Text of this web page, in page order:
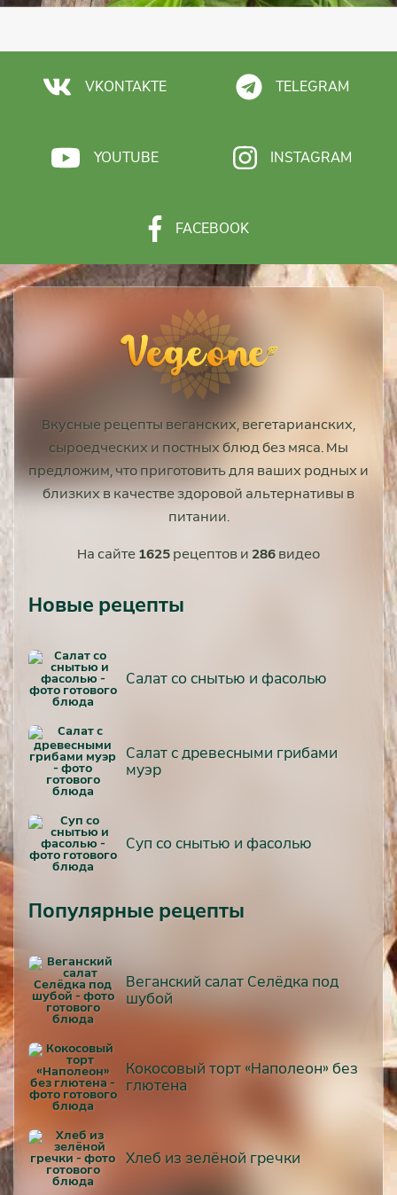
VKONTAKTE TELEGRAM
YOUTUBE INSTAGRAM
FACEBOOK
Вкусные рецепты веганских, вегетарианских,
сыроедческих и постных блюд без мяса. Мы
предложим, что приготовить для ваших родных и
близких в качестве здоровой альтернативы в
питании.
На сайте 1625 рецептов и 286 видео
Новые рецепты
Салат со снытью и фасолью
Салат с древесными грибами
муэр
Суп со снытью и фасолью
Популярные рецепты
Веганский салат Селёдка под
шубой
Кокосовый торт «Наполеон» без
глютена
Хлеб из зелёной гречки